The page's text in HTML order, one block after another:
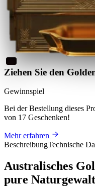
Ziehen Sie den
Gewinnspiel
Bei der Bestellung dieses
von 17 Geschenken!
Mehr erfahren
BeschreibungTechnische
Australisches
pure